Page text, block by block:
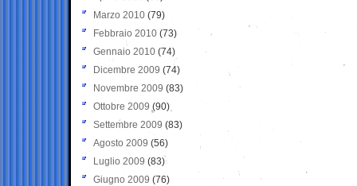
Marzo 2010 (79)
Febbraio 2010 (73)
Gennaio 2010 (74)
Dicembre 2009 (74)
Novembre 2009 (83)
Ottobre 2009 (90)
Settembre 2009 (83)
Agosto 2009 (56)
Luglio 2009 (83)
Giugno 2009 (76)